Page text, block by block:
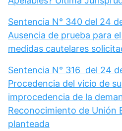
Sentencia N° 340 del 24
Ausencia de prueba para
medidas cautelares
Sentencia N° 316 del 24
Procedencia del vicio de
improcedencia de la
Reconocimiento de Unión
planteada